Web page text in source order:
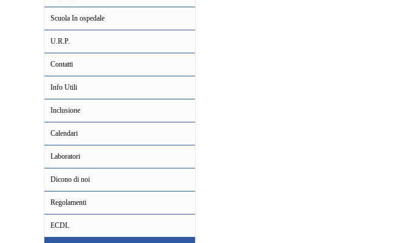
Scuola In ospedale
U.R.P.
Contatti
Info Utili
Inclusione
Calendari
Laboratori
Dicono di noi
Regolamenti
ECDL